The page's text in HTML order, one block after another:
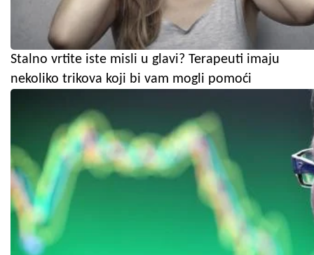
Stalno vrtite iste misli u glavi? Terapeuti imaju
nekoliko trikova koji bi vam mogli pomoći